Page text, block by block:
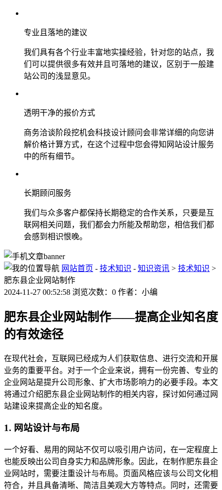
专业且落地的建议
我们具有各个行业丰富地实操经验，针对您的站点，我
们可以提供很多有效并且可落地的建议，区别于一般建
站公司的浅显意见。
透明干净的报价方式
商务洽谈阶段挖机会科技设计顾问会非常详细的向您讲
解价格计算方式，在这个过程中您会得知网站设计服务
中的所有细节。
长期顾问服务
我们与众多客户都保持长期稳定的合作关系，只要是互
联网相关问题，我们都会力所能及帮助您，相信我们都
会感到相识恨晚。
网站首页 - 技术知识 - 知识资讯 > 技术知识 >
肥东县企业网站制作
2024-11-27 00:52:58 浏览次数：0 作者：小编
肥东县企业网站制作——提高企业知名度
的有效途径
在现代社会，互联网已经成为人们获取信息、进行交流和开展
业务的重要平台。对于一个企业来说，拥有一份完善、专业的
企业网站是提升公司形象、扩大市场影响力的必要手段。本文
将通过介绍肥东县企业网站制作的相关内容，探讨如何通过网
站建设来提高企业的知名度。
1. 网站设计与布局
一个好看、易用的网站不仅可以吸引用户访问，在一定程度上
也能反映出公司自身实力和品牌形象。因此，在制作肥东县企
业网站时，需要注重设计与布局。页面风格应该与公司文化相
符合，并且具备清晰、简洁且美观大方等特点。同时，还需要